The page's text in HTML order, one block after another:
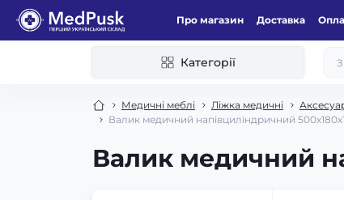
Про магазин Доставка
Категорії
Медичні меблі Ліжка медичні
Валик медичний напівциліндричний
Валик медичний